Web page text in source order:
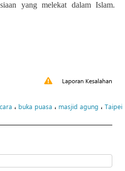
yang melekat dalam Islam.
Laporan Kesalahan
، buka puasa ، masjid agung ، Taipei